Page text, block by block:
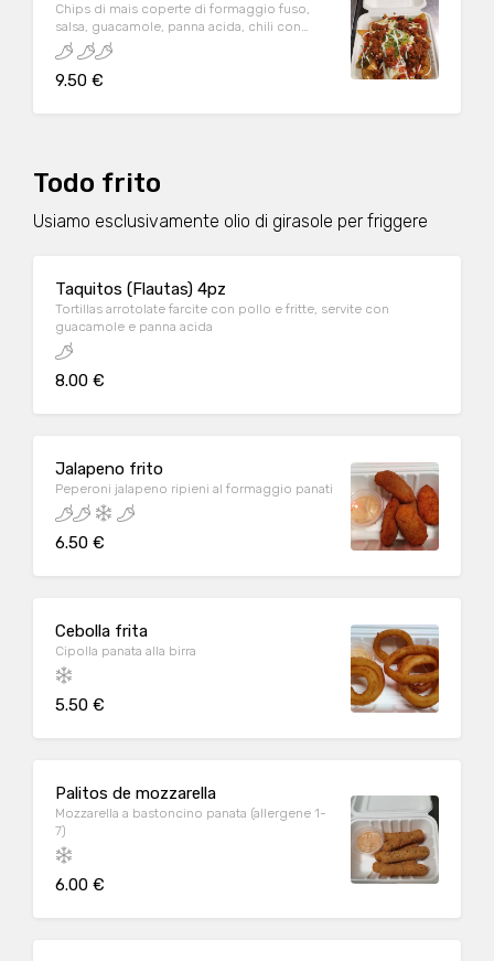
Chips di mais coperte di formaggio fuso,
salsa, guacamole, panna acida, chili con
carne, jalapeños, coriandolo.
9.50 €
Todo frito
Usiamo esclusivamente olio di girasole per friggere
Taquitos (Flautas) 4pz
Tortillas arrotolate farcite con pollo e fritte, servite con
guacamole e panna acida
8.00 €
Jalapeno frito
Peperoni jalapeno ripieni al formaggio panati
6.50 €
Cebolla frita
Cipolla panata alla birra
5.50 €
Palitos de mozzarella
Mozzarella a bastoncino panata (allergene 1-
7)
6.00 €